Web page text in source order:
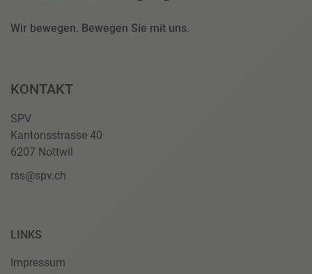
Wir bewegen. Bewegen Sie mit uns.
KONTAKT
SPV
Kantonsstrasse 40
6207 Nottwil
rss@spv.ch
LINKS
Impressum